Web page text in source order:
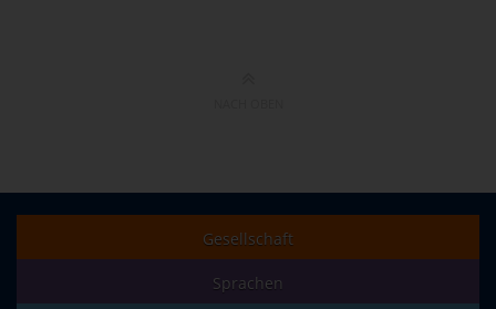
Gesellschaft
Sprachen